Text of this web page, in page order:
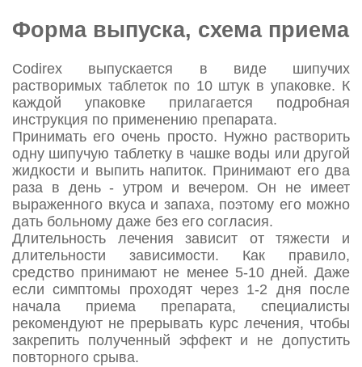
Форма выпуска, схема приема
Codirex выпускается в виде шипучих
растворимых таблеток по 10 штук в упаковке. К
каждой упаковке прилагается подробная
инструкция по применению препарата.
Принимать его очень просто. Нужно растворить
одну шипучую таблетку в чашке воды или другой
жидкости и выпить напиток. Принимают его два
раза в день - утром и вечером. Он не имеет
выраженного вкуса и запаха, поэтому его можно
дать больному даже без его согласия.
Длительность лечения зависит от тяжести и
длительности зависимости. Как правило,
средство принимают не менее 5-10 дней. Даже
если симптомы проходят через 1-2 дня после
начала приема препарата, специалисты
рекомендуют не прерывать курс лечения, чтобы
закрепить полученный эффект и не допустить
повторного срыва.